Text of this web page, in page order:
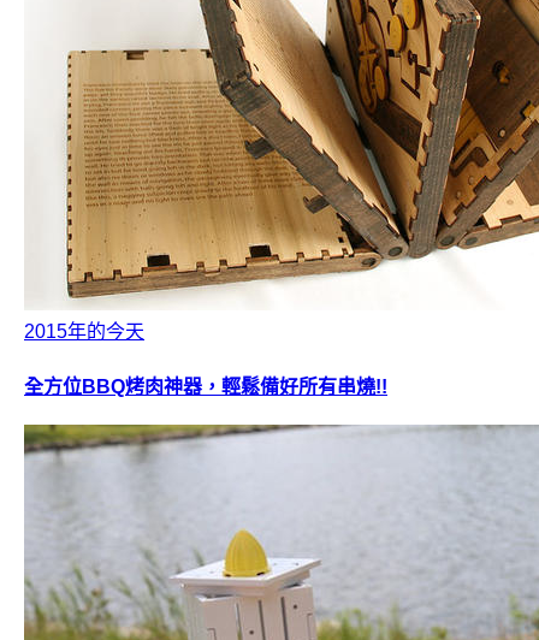
2015年的今天
全方位BBQ烤肉神器，輕鬆備好所有串燒!!